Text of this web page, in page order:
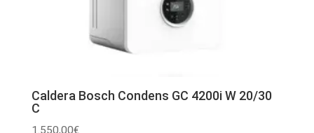
Caldera Bosch Condens GC 4200i W 20/30
C
1.550,00€